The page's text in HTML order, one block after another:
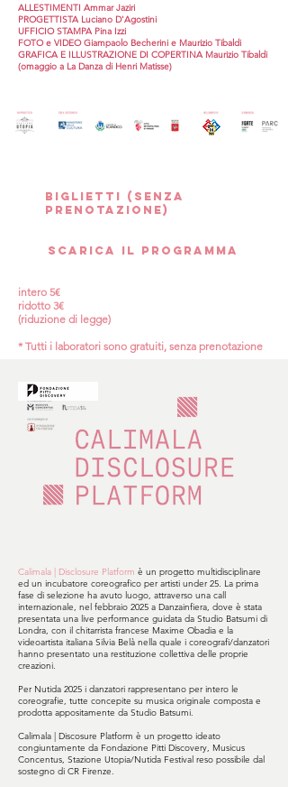
ALLESTIMENTI Ammar Jaziri
PROGETTISTA Luciano D'Agostini
UFFICIO STAMPA Pina Izzi
FOTO e VIDEO Giampaolo Becherini e Maurizio Tibaldi
GRAFICA E ILLUSTRAZIONE DI COPERTINA Maurizio Tibaldi
(omaggio a La Danza di Henri Matisse)
biglietti (senza
prenotazione)
Scarica il PROGRAMMA
intero 5€
ridotto 3€
(riduzione di legge)
* Tutti i laboratori sono gratuiti, senza prenotazione
Calimala | Disclosure Platform è un progetto multidisciplinare
ed un incubatore coreografico per artisti under 25. La prima
fase di selezione ha avuto luogo, attraverso una call
internazionale, nel febbraio 2025 a Danzainfiera, dove è stata
presentata una live performance guidata da Studio Batsumi di
Londra, con il chitarrista francese Maxime Obadia e la
videoartista italiana Silvia Belà nella quale i coreografi/danzatori
hanno presentato una restituzione collettiva delle proprie
creazioni.
Per Nutida 2025 i danzatori rappresentano per intero le
coreografie, tutte concepite su musica originale composta e
prodotta appositamente da Studio Batsumi.
Calimala | Discosure Platform è un progetto ideato
congiuntamente da Fondazione Pitti Discovery, Musicus
Concentus, Stazione Utopia/Nutida Festival reso possibile dal
sostegno di CR Firenze.